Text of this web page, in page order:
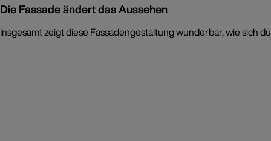
Die Fassade ändert das Aussehen
Insgesamt zeigt diese Fassadengestaltung wunderbar, wie sich